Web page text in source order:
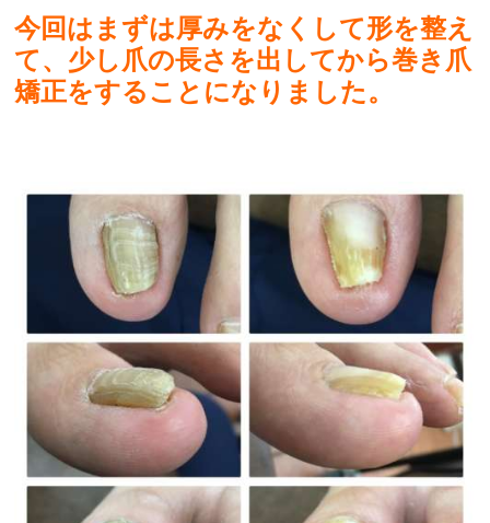
今回はまずは厚みをなくして形を整え
て、少し爪の長さを出してから巻き爪
矯正をすることになりました。